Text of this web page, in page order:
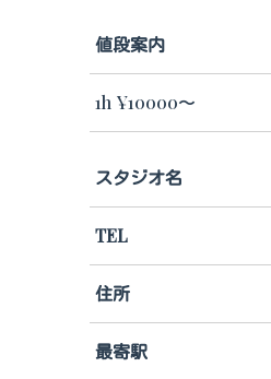
値段案内
1h ¥10000〜
スタジオ名
TEL
住所
最寄駅